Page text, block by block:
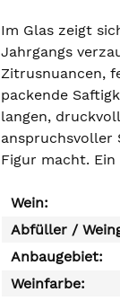
Im Glas zeigt
Jahrgangs
Zitrusnuancen,
packende
langen,
anspruchsvoller
Figur macht.
Wein:
Abfüller /
Anbaugebiet:
Weinfarbe: